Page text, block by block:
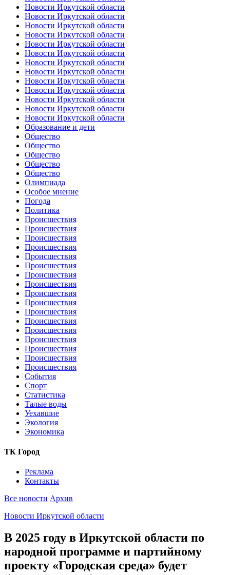
Новости Иркутской области
Новости Иркутской области
Новости Иркутской области
Новости Иркутской области
Новости Иркутской области
Новости Иркутской области
Новости Иркутской области
Новости Иркутской области
Новости Иркутской области
Новости Иркутской области
Новости Иркутской области
Новости Иркутской области
Новости Иркутской области
Образование и дети
Общество
Общество
Общество
Общество
Общество
Олимпиада
Особое мнение
Погода
Политика
Происшествия
Происшествия
Происшествия
Происшествия
Происшествия
Происшествия
Происшествия
Происшествия
Происшествия
Происшествия
Происшествия
Происшествия
Происшествия
Происшествия
Происшествия
Происшествия
Происшествия
События
Спорт
Статистика
Талые воды
Уехавшие
Экология
Экономика
ТК Город
Реклама
Контакты
Все новости Архив
Новости Иркутской области
В 2025 году в Иркутской области по
народной программе и партийному
проекту «Городская среда» будет